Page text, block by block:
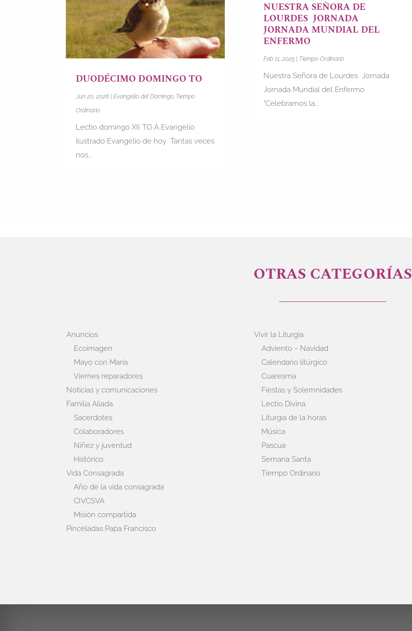
DUODÉCIMO DOMINGO TO
Jun 20, 2026 |Evangelio del Domingo, Tiempo
Ordinario
Lectio domingo XII TO A Evangelio
ilustrado Evangelio de hoy Tantas veces
nos...
NUESTRA SEÑORA DE
LOURDES JORNADA
JORNADA MUNDIAL DEL
ENFERMO
Feb 11, 2025| Tiempo Ordinario
Nuestra Señora de Lourdes Jornada
Jornada Mundial del Enfermo
"Celebramos la...
OTRAS CATEGORÍAS
Anuncios
Ecoimagen
Mayo con María
Viernes reparadores
Noticias y comunicaciones
Familia Aliada
Sacerdotes
Colaboradores
Niñez y juventud
Histórico
Vida Consagrada
Año de la vida consagrada
CIVCSVA
Misión compartida
Pinceladas Papa Francisco
Vivir la Liturgia
Adviento – Navidad
Calendario litúrgico
Cuaresma
Fiestas y Solemnidades
Lectio Divina
Liturgia de la horas
Música
Pascua
Semana Santa
Tiempo Ordinario